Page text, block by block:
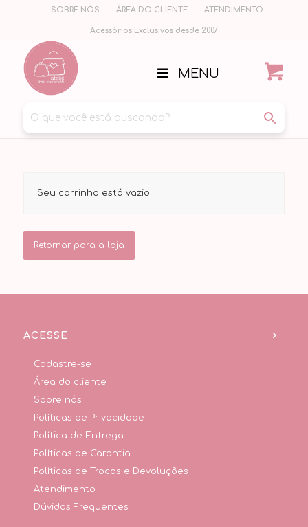
SOBRE NÓS ÁREA DO CLIENTE ATENDIMENTO
Acessórios Exclusivos desde 2007
MENU
Seu carrinho está vazio.
Retornar para a loja
ACESSE
Cadastre-se
Área do cliente
Sobre nós
Políticas de Privacidade
Política de Entrega
Políticas de Garantia
Políticas de Trocas e Devoluções
Atendimento
Dúvidas Frequentes